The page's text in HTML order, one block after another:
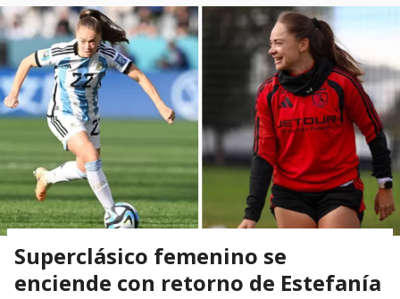
Superclásico femenino se
enciende con retorno de Estefanía